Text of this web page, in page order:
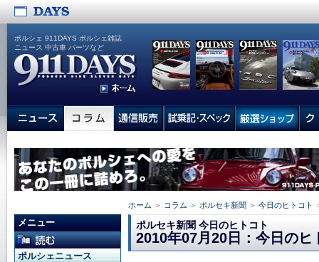
ポルシェ 911DAYS ポルシェ雑誌
ニュース 中古車 パーツなど
ホーム ＞ コラム ＞ ポルセキ新聞 ＞ 今日のヒトコト
ポルセキ新聞 今日のヒトコト
2010年07月20日：今日のヒ
メニュー
ポルシェニュース